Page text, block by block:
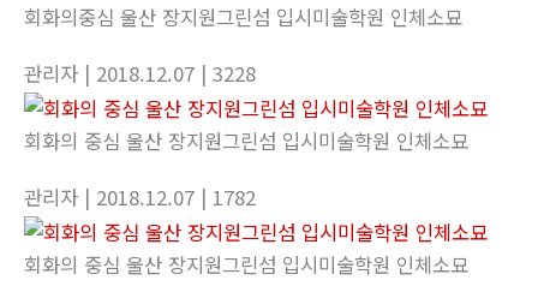
회화의중심 울산 장지원그린섬 입시미술학원 인체소묘
관리자 | 2018.12.07 | 3228
회화의 중심 울산 장지원그린섬 입시미술학원 인체소묘
관리자 | 2018.12.07 | 1782
회화의 중심 울산 장지원그린섬 입시미술학원 인체소묘